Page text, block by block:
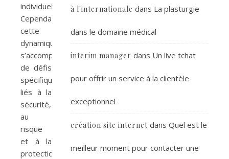
individuelles.
Cependant,
cette
dynamique
s’accompagne
de défis
spécifiques
liés à la
sécurité,
au
risque
et à la
protection
à l'internationale dans La plasturgie
dans le domaine médical
interim manager dans Un live tchat
pour offrir un service à la clientèle
exceptionnel
création site internet dans Quel est le
meilleur moment pour contacter une